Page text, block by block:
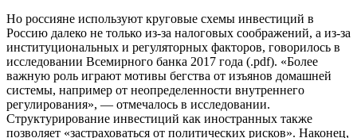
Но россияне используют круговые схемы инвестиций в
Россию далеко не только из-за налоговых соображений, а из-за
институциональных и регуляторных факторов, говорилось в
исследовании Всемирного банка 2017 года (.pdf). «Более
важную роль играют мотивы бегства от изъянов домашней
системы, например от неопределенности внутреннего
регулирования», — отмечалось в исследовании.
Структурирование инвестиций как иностранных также
позволяет «застраховаться от политических рисков». Наконец,